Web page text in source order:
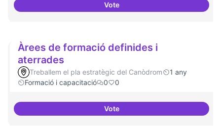
VoteArtistes i programari lliure
Àrees de formació definides i
aterrades
Treballem el pla estratègic del Canòdrom
1 any
Formació i capacitació
0 0
VoteÀrees de formació definides i